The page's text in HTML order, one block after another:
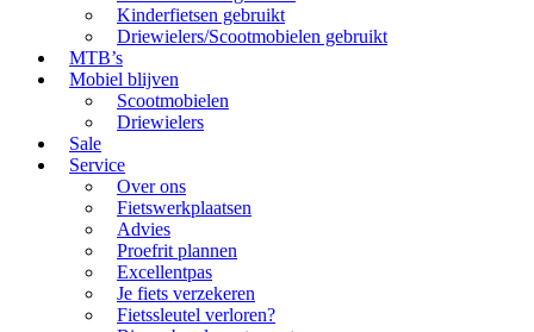
Kinderfietsen gebruikt
Driewielers/Scootmobielen gebruikt
MTB’s
Mobiel blijven
Scootmobielen
Driewielers
Sale
Service
Over ons
Fietswerkplaatsen
Advies
Proefrit plannen
Excellentpas
Je fiets verzekeren
Fietssleutel verloren?